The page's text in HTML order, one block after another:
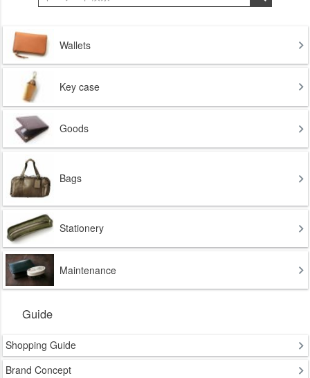
Wallets
Key case
Goods
Bags
Stationery
Maintenance
Guide
Shopping Guide
Brand Concept